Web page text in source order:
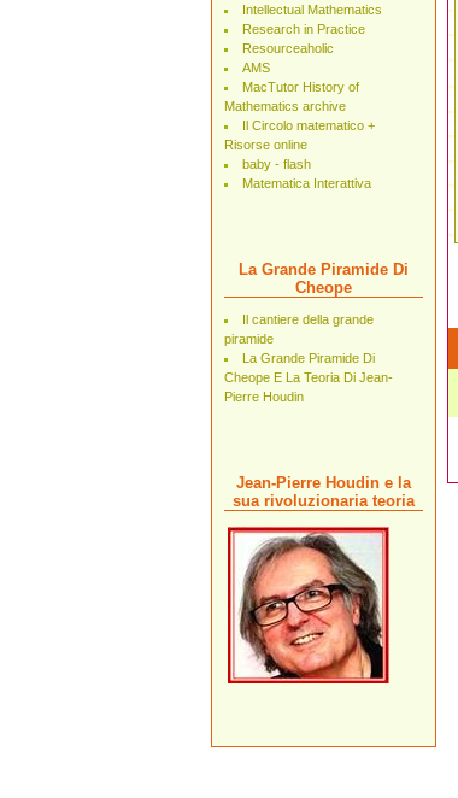
Intellectual Mathematics
Research in Practice
Resourceaholic
AMS
MacTutor History of
Mathematics archive
Il Circolo matematico +
Risorse online
baby - flash
Matematica Interattiva
La Grande Piramide Di
Cheope
Il cantiere della grande
piramide
La Grande Piramide Di
Cheope E La Teoria Di Jean-
Pierre Houdin
Jean-Pierre Houdin e la
sua rivoluzionaria teoria